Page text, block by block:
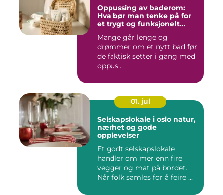
Oppussing av baderom:
Hva bør man tenke på for
et trygt og funksjonelt
Mange går lenge og
drømmer om et nytt bad før
de faktisk setter i gang med
oppus...
01. jul
Selskapslokale i oslo natur,
nærhet og gode
opplevelser
Et godt selskapslokale
handler om mer enn fire
vegger og mat på bordet.
Når folk samles for å feire ...